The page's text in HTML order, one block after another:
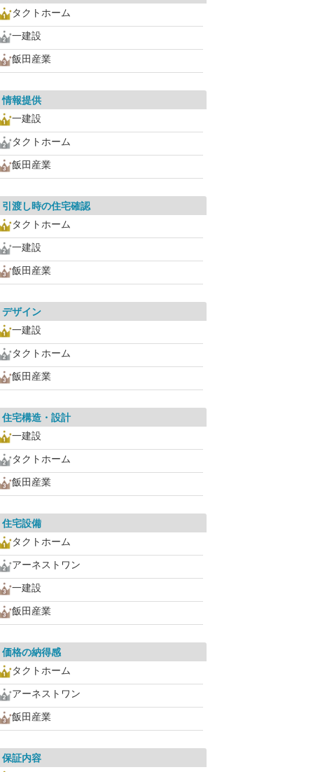
タクトホーム
一建設
飯田産業
情報提供
一建設
タクトホーム
飯田産業
引渡し時の住宅確認
タクトホーム
一建設
飯田産業
デザイン
一建設
タクトホーム
飯田産業
住宅構造・設計
一建設
タクトホーム
飯田産業
住宅設備
タクトホーム
アーネストワン
一建設
飯田産業
価格の納得感
タクトホーム
アーネストワン
飯田産業
保証内容